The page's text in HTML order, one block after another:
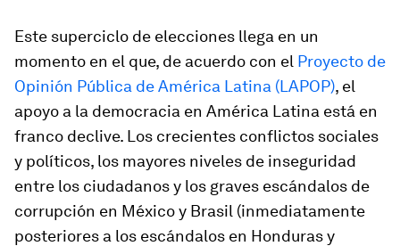
Este superciclo de elecciones llega en un
momento en el que, de acuerdo con el Proyecto de
Opinión Pública de América Latina (LAPOP), el
apoyo a la democracia en América Latina está en
franco declive. Los crecientes conflictos sociales
y políticos, los mayores niveles de inseguridad
entre los ciudadanos y los graves escándalos de
corrupción en México y Brasil (inmediatamente
posteriores a los escándalos en Honduras y